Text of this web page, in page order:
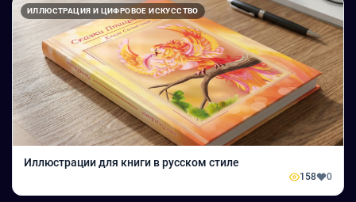
ИЛЛЮСТРАЦИЯ И ЦИФРОВОЕ ИСКУССТВО
Иллюстрации для книги в русском стиле
158 0